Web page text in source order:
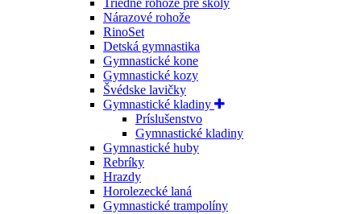
Triedne rohože pre školy
Nárazové rohože
RinoSet
Detská gymnastika
Gymnastické kone
Gymnastické kozy
Švédske lavičky
Gymnastické kladiny
Príslušenstvo
Gymnastické kladiny
Gymnastické huby
Rebríky
Hrazdy
Horolezecké laná
Gymnastické trampolíny